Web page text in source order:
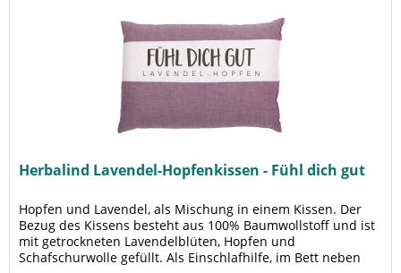
Herbalind Lavendel-Hopfenkissen - Fühl dich gut
Hopfen und Lavendel, als Mischung in einem Kissen. Der
Bezug des Kissens besteht aus 100% Baumwollstoff und ist
mit getrockneten Lavendelblüten, Hopfen und
Schafschurwolle gefüllt. Als Einschlafhilfe, im Bett neben